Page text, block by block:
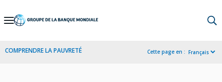
Skip
Navigation
COMPRENDRE LA PAUVRETÉ Cette page en : Français